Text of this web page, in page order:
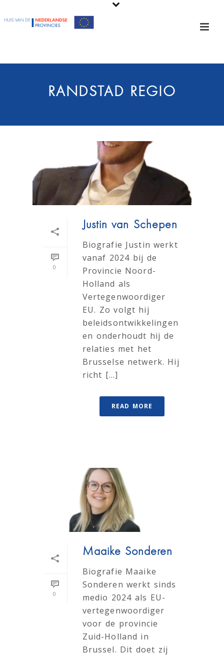
RANDSTAD REGIO
0
Justin van Schepen
Biografie Justin werkt
vanaf 2024 bij de
Provincie Noord-
Holland als
Vertegenwoordiger
EU. Zo volgt hij
beleidsontwikkelingen
en onderhoudt hij de
relaties met het
Brusselse netwerk. Hij
richt [...]
READ MORE
0
Maaike Sonderen
Biografie Maaike
Sonderen werkt sinds
medio 2024 als EU-
vertegenwoordiger
voor de provincie
Zuid-Holland in
Brussel. Dit doet zij